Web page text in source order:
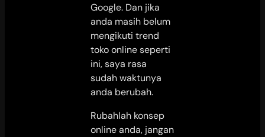
Google. Dan jika
anda masih belum
mengikuti trend
toko online seperti
ini, saya rasa
sudah waktunya
anda berubah.
Rubahlah konsep
online anda, jangan